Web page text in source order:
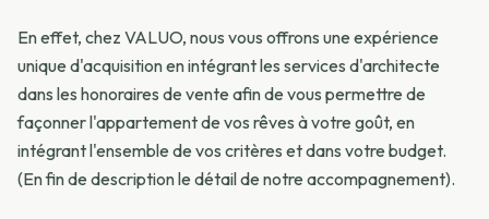
En effet, chez VALUO, nous vous offrons une expérience
unique d'acquisition en intégrant les services d'architecte
dans les honoraires de vente afin de vous permettre de
façonner l'appartement de vos rêves à votre goût, en
intégrant l'ensemble de vos critères et dans votre budget.
(En fin de description le détail de notre accompagnement).